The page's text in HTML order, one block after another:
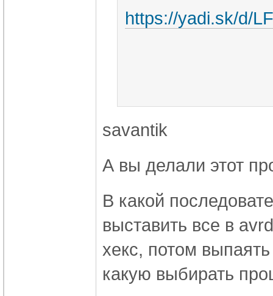
https://yadi.sk/d/
savantik
А вы делали этот
В какой
выставить все в
хекс, потом
какую выбирать